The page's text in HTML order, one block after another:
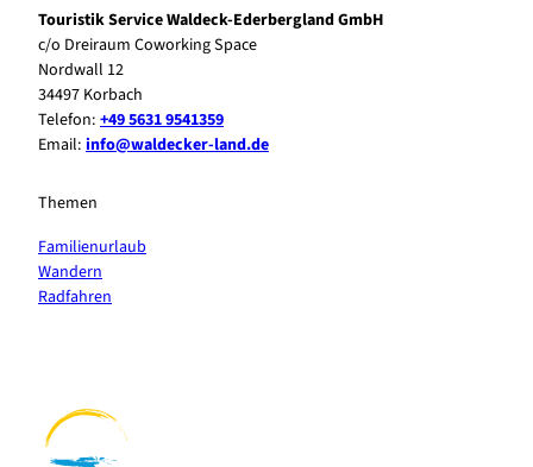
Touristik Service Waldeck-Ederbergland GmbH
c/o Dreiraum Coworking Space
Nordwall 12
34497 Korbach
Telefon: +49 5631 9541359
Email: info@waldecker-land.de
Themen
Familienurlaub
Wandern
Radfahren
b
n
t
r
t
u
b